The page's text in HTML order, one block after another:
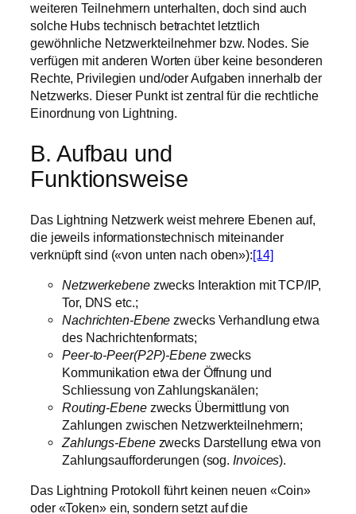
weiteren Teilnehmern unterhalten, doch sind auch
solche Hubs technisch betrachtet letztlich
gewöhnliche Netzwerkteilnehmer bzw. Nodes. Sie
verfügen mit anderen Worten über keine besonderen
Rechte, Privilegien und/oder Aufgaben innerhalb der
Netzwerks. Dieser Punkt ist zentral für die rechtliche
Einordnung von Lightning.
B. Aufbau und
Funktionsweise
Das Lightning Netzwerk weist mehrere Ebenen auf,
die jeweils informationstechnisch miteinander
verknüpft sind («von unten nach oben»):[14]
Netzwerkebenezwecks Interaktion mit TCP/IP,
Tor, DNS etc.;
Nachrichten-Ebene zwecks Verhandlung etwa
des Nachrichtenformats;
Peer-to-Peer(P2P)-Ebenezwecks
Kommunikation etwa der Öffnung und
Schliessung von Zahlungskanälen;
Routing-Ebenezwecks Übermittlung von
Zahlungen zwischen Netzwerkteilnehmern;
Zahlungs-Ebenezwecks Darstellung etwa von
Zahlungsaufforderungen (sog. Invoices).
Das Lightning Protokoll führt keinen neuen «Coin»
oder «Token» ein, sondern setzt auf die